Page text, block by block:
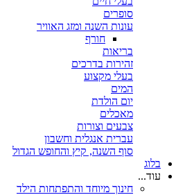
סופרים
עונות השנה ומזג האוויר
חורף
בריאות
זהירות בדרכים
בעלי מקצוע
המים
יום הולדת
מאכלים
צבעים וצורות
עברית אנגלית וחשבון
סוף השנה, קיץ והחופש הגדול
בלוג
עוד...
חינוך מיוחד והתפתחות הילד